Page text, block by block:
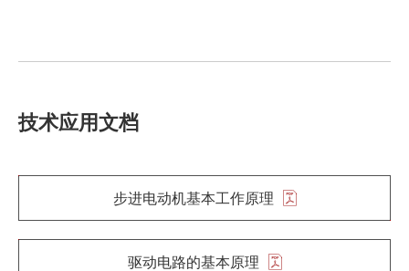
技术应用文档
步进电动机基本工作原理
驱动电路的基本原理